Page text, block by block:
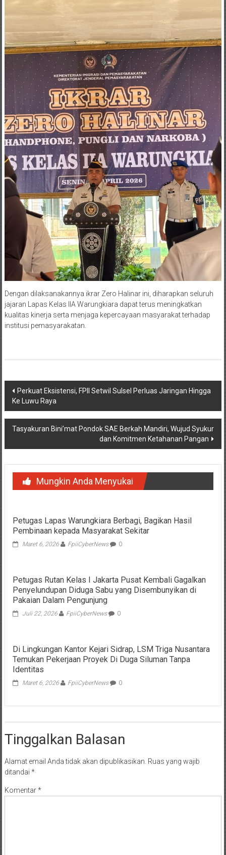
Dengan dilaksanakannya ikrar Zero Halinar ini, diharapkan seluruh
jajaran Lapas Kelas IIA Warungkiara dapat terus meningkatkan
kualitas kinerja serta menjaga kepercayaan masyarakat terhadap
institusi pemasyarakatan.
Navigasi
pos
Perkuat Eksistensi, FPII Setwil Sulsel Perluas Jaringan Hingga
Ke Luwu Raya
Tasyakuran Bini’mat Pondok SAE Berkah Mandiri, Wujud Syukur
dan Komitmen Ketahanan Pangan
Mungkin Anda Menyukai
Petugas Lapas Warungkiara Berbagi, Bagikan Hasil
Pembinaan kepada Masyarakat Sekitar
Maret 6, 2026 FpiiCyberNews 0
Petugas Rutan Kelas I Jakarta Pusat Kembali Gagalkan
Penyelundupan Diduga Sabu yang Disembunyikan di
Pakaian Dalam Pengunjung
Juli 22, 2026 FpiiCyberNews 0
Di Lingkungan Kantor Kejari Sidrap, LSM Triga Nusantara
Temukan Pekerjaan Proyek Di Duga Siluman Tanpa
Identitas
Maret 6, 2026 FpiiCyberNews 0
Tinggalkan Balasan
Alamat email Anda tidak akan dipublikasikan. Ruas yang wajib
ditandai *
Komentar*